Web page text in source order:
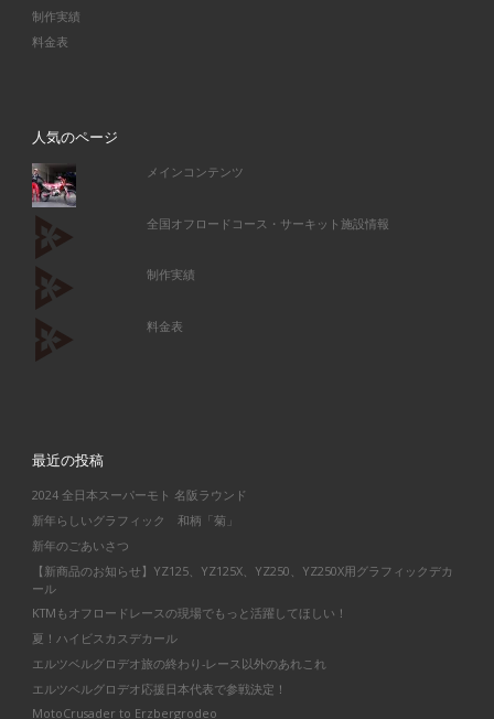
制作実績
料金表
人気のページ
メインコンテンツ
全国オフロードコース・サーキット施設情報
制作実績
料金表
最近の投稿
2024 全日本スーパーモト 名阪ラウンド
新年らしいグラフィック 和柄「菊」
新年のごあいさつ
【新商品のお知らせ】YZ125、YZ125X、YZ250、YZ250X用グラフィックデカ
ール
KTMもオフロードレースの現場でもっと活躍してほしい！
夏！ハイビスカスデカール
エルツベルグロデオ旅の終わり-レース以外のあれこれ
エルツベルグロデオ応援日本代表で参戦決定！
MotoCrusader to Erzbergrodeo